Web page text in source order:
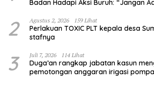
Badan Hadapi Aksi Buruh: “Jangan
2 Agustus 2, 2026 159 Lihat
Perlakuan TOXIC PLT kepala desa
stafnya
3 Juli 7, 2026 114 Lihat
Duga’an rangkap jabatan kasun
pemotongan anggaran irigasi